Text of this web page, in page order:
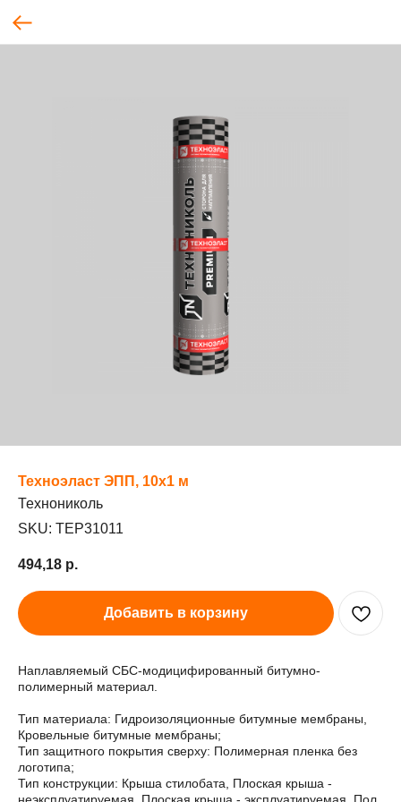
Техноэласт ЭПП, 10х1 м
Технониколь
SKU: TEP31011
494,18 р.
Добавить в корзину
Наплавляемый СБС-модицифированный битумно-
полимерный материал.
Тип материала: Гидроизоляционные битумные мембраны,
Кровельные битумные мембраны;
Тип защитного покрытия сверху: Полимерная пленка без
логотипа;
Тип конструкции: Крыша стилобата, Плоская крыша -